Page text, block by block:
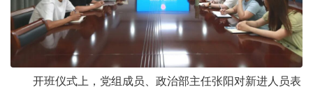
开班仪式上，党组成员、政治部主任张阳对新进人员表